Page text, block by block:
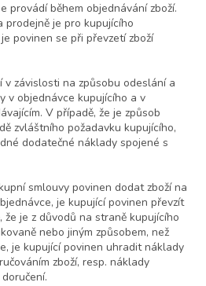
provádí během objednávání zboží.
prodejně je pro kupujícího
povinen se při převzetí zboží
v závislosti na způsobu odeslání a
v objednávce kupujícího a v
V případě, že je způsob
zvláštního požadavku kupujícího,
dodatečné náklady spojené s
smlouvy povinen dodat zboží na
je kupující povinen převzít
že je z důvodů na straně kupujícího
nebo jiným způsobem, než
je kupující povinen uhradit náklady
zboží, resp. náklady